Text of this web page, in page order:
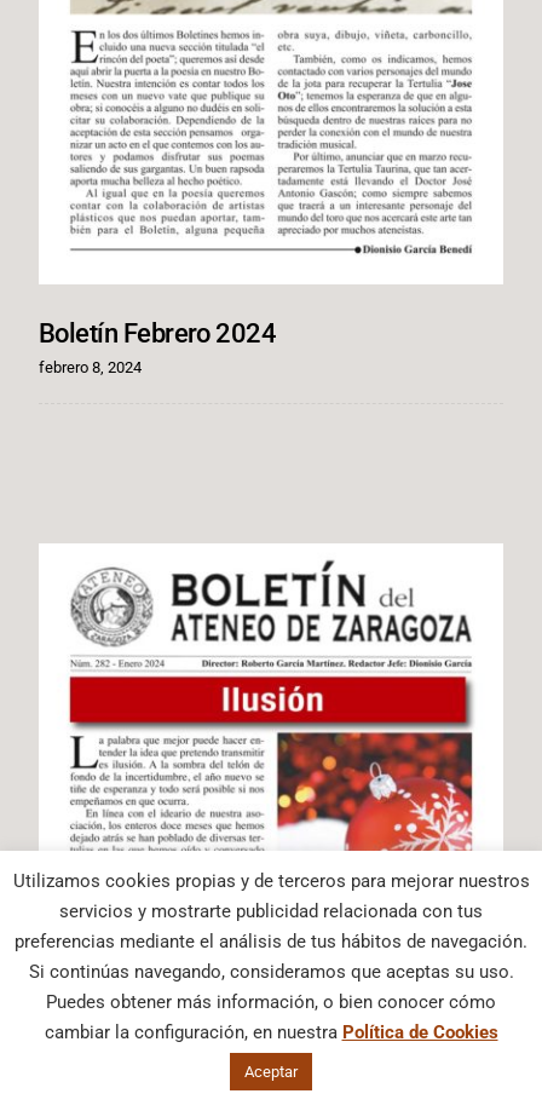
Boletín Febrero 2024
febrero 8, 2024
Utilizamos cookies propias y de terceros para mejorar nuestros
servicios y mostrarte publicidad relacionada con tus
preferencias mediante el análisis de tus hábitos de navegación.
Si continúas navegando, consideramos que aceptas su uso.
Puedes obtener más información, o bien conocer cómo
cambiar la configuración, en nuestra Política de Cookies
Aceptar